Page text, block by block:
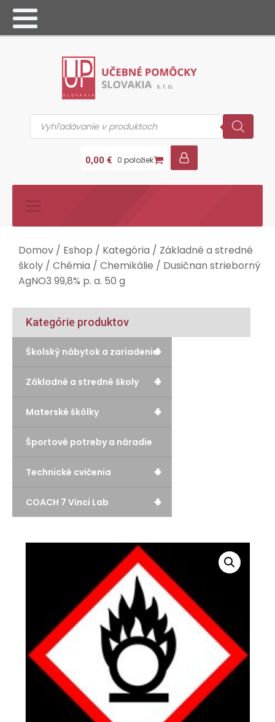
Products
search
0,00 € 0 položiek
Domov / Eshop / Kategória / Základné a stredné
školy / Chémia / Chemikálie / Dusičnan strieborný
AgNO3 99,8% p. a. 50 g
Kategórie produktov
+
Školský nábytok a zariadenie
+
Základné a stredné školy
+
Materské škôlky
Športové potreby a náradie
+
Technické cvičenia
+
COACH 7 Vinci Lab